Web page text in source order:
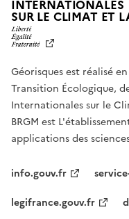
INTERNATIONALES
SUR LE CLIMAT ET
Géorisques est réalisé
Transition Écologique,
Internationales sur le
BRGM est
applications des
info.gouv.fr
legifrance.gouv.fr